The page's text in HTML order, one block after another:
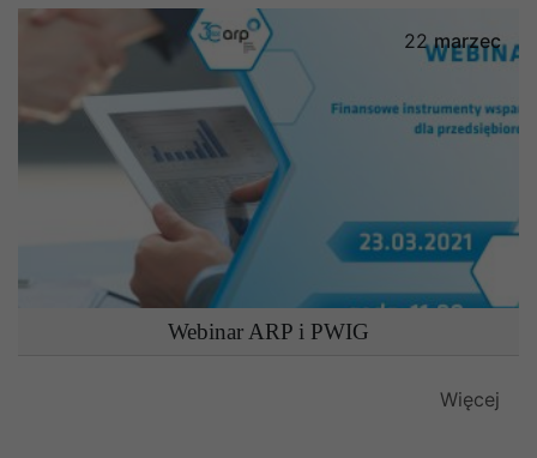
22 marzec
Webinar ARP i PWIG
Więcej